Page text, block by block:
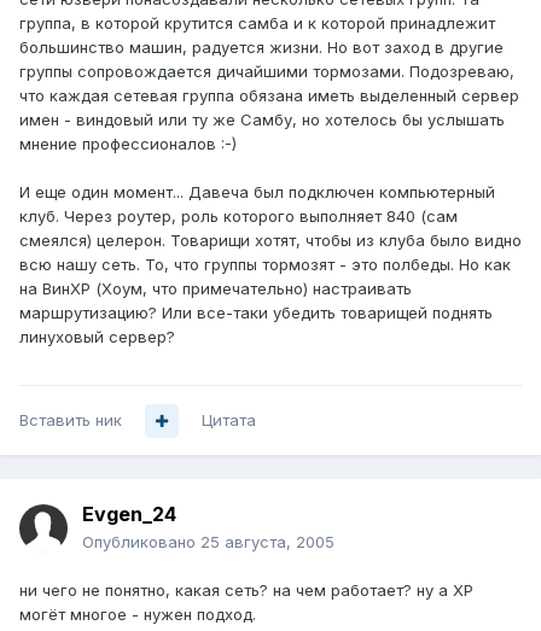
группа, в которой крутится самба и к которой принадлежит
большинство машин, радуется жизни. Но вот заход в другие
группы сопровождается дичайшими тормозами. Подозреваю,
что каждая сетевая группа обязана иметь выделенный сервер
имен - виндовый или ту же Самбу, но хотелось бы услышать
мнение профессионалов :-)
И еще один момент... Давеча был подключен компьютерный
клуб. Через роутер, роль которого выполняет 840 (сам
смеялся) целерон. Товарищи хотят, чтобы из клуба было видно
всю нашу сеть. То, что группы тормозят - это полбеды. Но как
на ВинХР (Хоум, что примечательно) настраивать
маршрутизацию? Или все-таки убедить товарищей поднять
линуховый сервер?
Вставить ник Цитата
Evgen_24
Опубликовано 25 августа, 2005
ни чего не понятно, какая сеть? на чем работает? ну а ХР
могёт многое - нужен подход.